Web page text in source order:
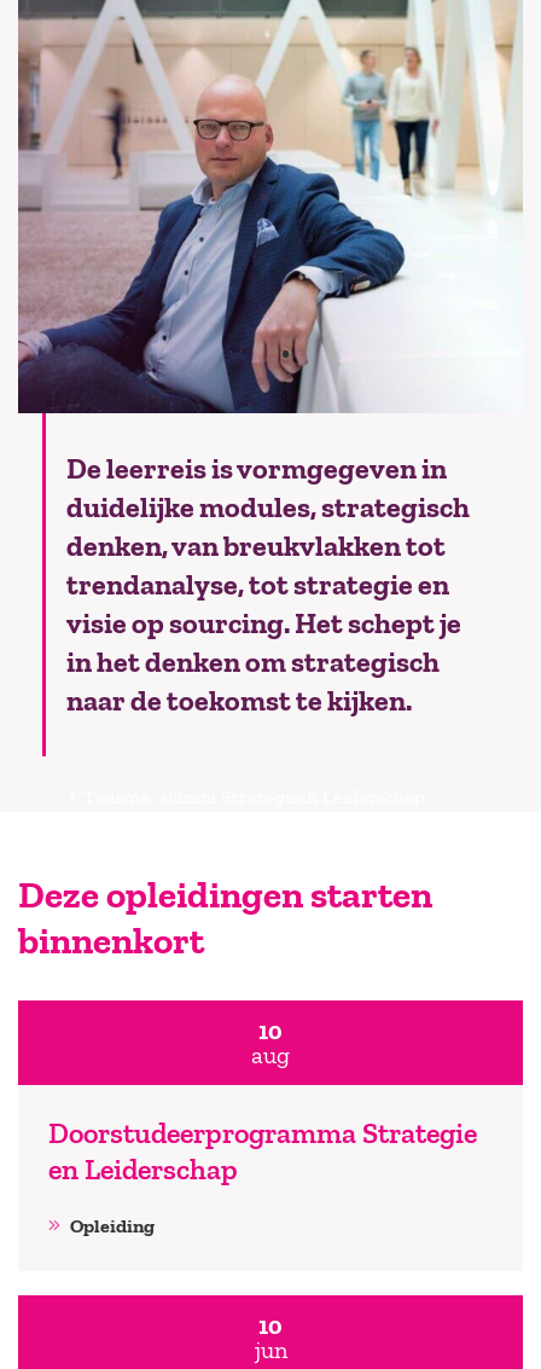
De leerreis is vormgegeven in
duidelijke modules, strategisch
denken, van breukvlakken tot
trendanalyse, tot strategie en
visie op sourcing. Het schept je
in het denken om strategisch
naar de toekomst te kijken.
Deze opleidingen starten
binnenkort
10
aug
Doorstudeerprogramma Strategie
en Leiderschap
Opleiding
10
jun